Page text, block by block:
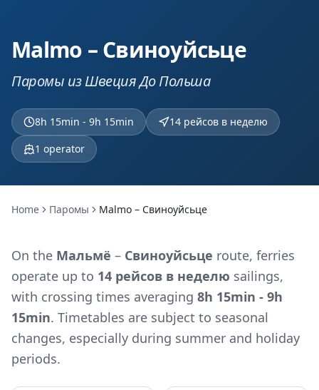
Malmo – Свиноуйсьце
Паромы из Швеция До Польша
8h 15min - 9h 15min
14 рейсов в неделю
1 operator
Home Паромы Malmo – Свиноуйсьце
On the Мальмё – Свиноуйсьце route, ferries
operate up to 14 рейсов в неделю sailings,
with crossing times averaging 8h 15min - 9h
15min. Timetables are subject to seasonal
changes, especially during summer and holiday
periods.